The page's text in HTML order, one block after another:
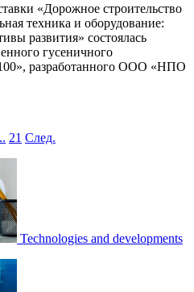
«Дорожное строительство
техника и оборудование:
развития» состоялась
гусеничного
разработанного ООО «НПО
21 След.
Technologies and developments